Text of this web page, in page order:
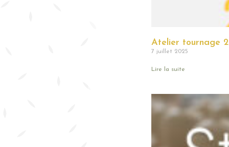
Atelier tournage
7 juillet 2025
Lire la suite